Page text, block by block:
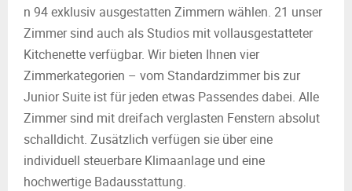
n 94 exklusiv ausgestatten Zimmern wählen. 21 unser
Zimmer sind auch als Studios mit vollausgestatteter
Kitchenette verfügbar. Wir bieten Ihnen vier
Zimmerkategorien – vom Standardzimmer bis zur
Junior Suite ist für jeden etwas Passendes dabei. Alle
Zimmer sind mit dreifach verglasten Fenstern absolut
schalldicht. Zusätzlich verfügen sie über eine
individuell steuerbare Klimaanlage und eine
hochwertige Badausstattung.